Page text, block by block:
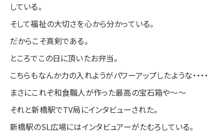
している。
そして福祉の大切さを心から分かっている。
だからこそ真剣である。
ところでこの日に頂いたお弁当。
こちらもなんか力の入れようがパワーアップしたような・・・・
まさにこれぞ和食職人が作った最高の宝石箱や～～
それと新橋駅でTV局にインタビューされた。
新橋駅のSL広場にはインタビュアーがたむろしている。